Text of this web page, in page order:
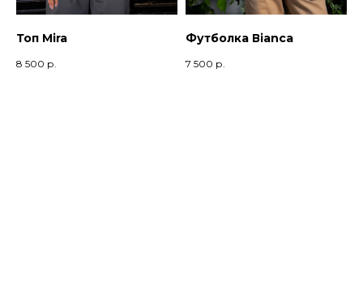
Топ Mira
8 500 р.
Футболка Вianca
7 500 р.